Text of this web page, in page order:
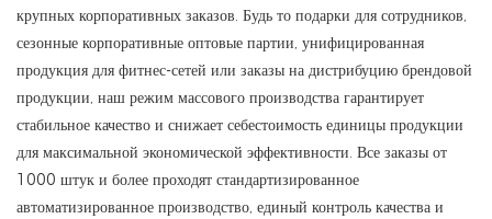
крупных корпоративных заказов. Будь то подарки для сотрудников,
сезонные корпоративные оптовые партии, унифицированная
продукция для фитнес-сетей или заказы на дистрибуцию брендовой
продукции, наш режим массового производства гарантирует
стабильное качество и снижает себестоимость единицы продукции
для максимальной экономической эффективности. Все заказы от
1000 штук и более проходят стандартизированное
автоматизированное производство, единый контроль качества и